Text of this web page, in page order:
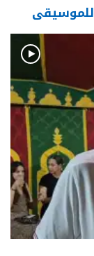
للموسيقى